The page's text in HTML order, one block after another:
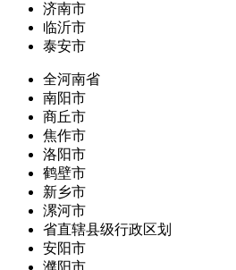
济南市
临沂市
泰安市
全河南省
南阳市
商丘市
焦作市
洛阳市
鹤壁市
新乡市
漯河市
省直辖县级行政区划
安阳市
濮阳市